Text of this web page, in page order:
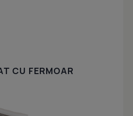
CU FERMOAR